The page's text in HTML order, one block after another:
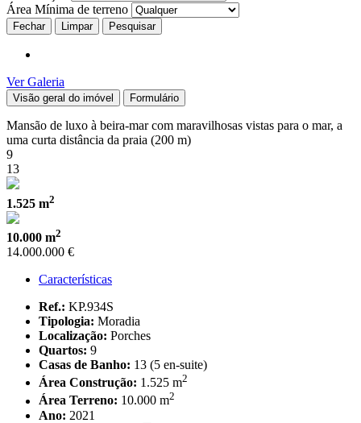
Área Mínima de terreno
Fechar
Ver Galeria
Visão geral do imóvel Formulário
Mansão de luxo à beira-mar com maravilhosas vistas para o mar, a
uma curta distância da praia (200 m)
9
13
1.525 m2
10.000 m2
14.000.000 €
Características
Ref.: KP.934S
Tipologia: Moradia
Localização: Porches
Quartos: 9
Casas de Banho: 13 (5 en-suite)
Área Construção: 1.525 m2
Área Terreno: 10.000 m2
Ano: 2021